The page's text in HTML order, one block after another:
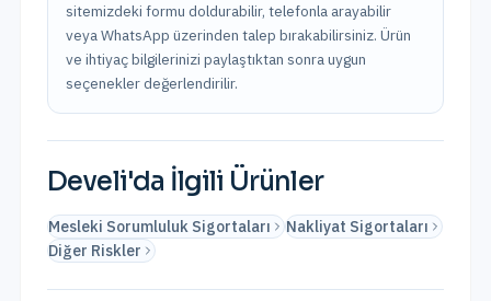
sitemizdeki formu doldurabilir, telefonla arayabilir
veya WhatsApp üzerinden talep bırakabilirsiniz. Ürün
ve ihtiyaç bilgilerinizi paylaştıktan sonra uygun
seçenekler değerlendirilir.
Develi'da İlgili Ürünler
Mesleki Sorumluluk Sigortaları
Nakliyat Sigortaları
Diğer Riskler